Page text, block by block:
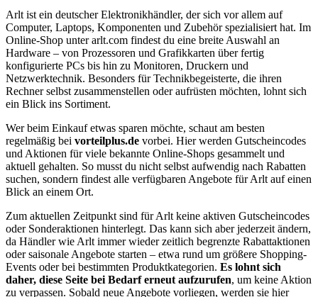
Arlt ist ein deutscher Elektronikhändler, der sich vor allem auf
Computer, Laptops, Komponenten und Zubehör spezialisiert hat. Im
Online-Shop unter arlt.com findest du eine breite Auswahl an
Hardware – von Prozessoren und Grafikkarten über fertig
konfigurierte PCs bis hin zu Monitoren, Druckern und
Netzwerktechnik. Besonders für Technikbegeisterte, die ihren
Rechner selbst zusammenstellen oder aufrüsten möchten, lohnt sich
ein Blick ins Sortiment.
Wer beim Einkauf etwas sparen möchte, schaut am besten
regelmäßig bei vorteilplus.de vorbei. Hier werden Gutscheincodes
und Aktionen für viele bekannte Online-Shops gesammelt und
aktuell gehalten. So musst du nicht selbst aufwendig nach Rabatten
suchen, sondern findest alle verfügbaren Angebote für Arlt auf einen
Blick an einem Ort.
Zum aktuellen Zeitpunkt sind für Arlt keine aktiven Gutscheincodes
oder Sonderaktionen hinterlegt. Das kann sich aber jederzeit ändern,
da Händler wie Arlt immer wieder zeitlich begrenzte Rabattaktionen
oder saisonale Angebote starten – etwa rund um größere Shopping-
Events oder bei bestimmten Produktkategorien. Es lohnt sich
daher, diese Seite bei Bedarf erneut aufzurufen, um keine Aktion
zu verpassen. Sobald neue Angebote vorliegen, werden sie hier